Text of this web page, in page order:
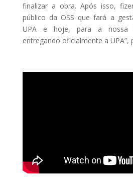
finalizar a obra. Após isso,
público da OSS que fará a
UPA e hoje, para a nossa
entregando oficialmente a UPA”,